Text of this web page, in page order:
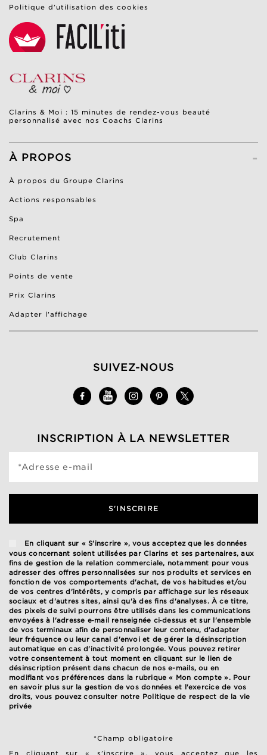
Politique d’utilisation des cookies
Clarins & Moi : 15 minutes de rendez-vous beauté
personnalisé avec nos Coachs Clarins
-
À PROPOS
À propos du Groupe Clarins
Actions responsables
Spa
Recrutement
Club Clarins
Points de vente
Prix Clarins
Adapter l'affichage
SUIVEZ-NOUS
INSCRIPTION À LA NEWSLETTER
*Adresse e-mail
S'INSCRIRE
En cliquant sur « S'inscrire », vous acceptez que les données
vous concernant soient utilisées par Clarins et ses partenaires, aux
fins de gestion de la relation commerciale, notamment pour vous
adresser des offres personnalisées sur nos produits et services en
fonction de vos comportements d'achat, de vos habitudes et/ou
de vos centres d'intérêts, y compris par affichage sur les réseaux
sociaux et d'autres sites, ainsi qu'à des fins d'analyses. À ce titre,
des pixels de suivi pourrons être utilisés dans les communications
envoyées à l'adresse e‑mail renseignée ci‑dessus et sur l'ensemble
de vos terminaux afin de personnaliser leur contenu, d'adapter
leur fréquence ou leur canal d'envoi et de gérer la désinscription
automatique en cas d'inactivité prolongée. Vous pouvez retirer
votre consentement à tout moment en cliquant sur le lien de
désinscription présent dans chacun de nos e-mails, ou en
modifiant vos préférences dans la rubrique « Mon compte ». Pour
en savoir plus sur la gestion de vos données et l'exercice de vos
droits, vous pouvez consulter notre Politique de respect de la vie
privée
*Champ obligatoire
En cliquant sur « s’inscrire », vous acceptez que les